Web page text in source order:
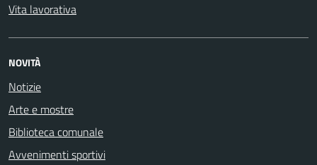
Vita lavorativa
NOVITÀ
Notizie
Arte e mostre
Biblioteca comunale
Avvenimenti sportivi